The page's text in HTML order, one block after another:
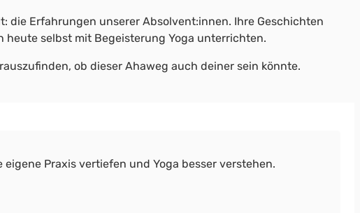
die Erfahrungen unserer Absolvent:innen. Ihre Geschichten
heute selbst mit Begeisterung Yoga unterrichten.
ob dieser Ahaweg auch deiner sein könnte.
Praxis vertiefen und Yoga besser verstehen.